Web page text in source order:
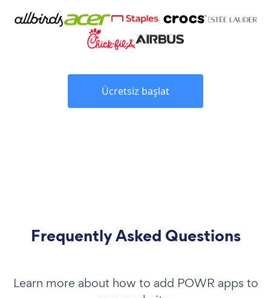
Ücretsiz başlat
Frequently Asked Questions
Learn more about how to add POWR apps to